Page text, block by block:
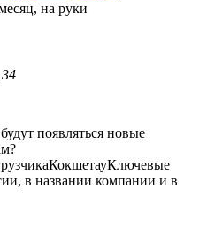
на руки
появляться новые
КокшетауКлючевые
в названии компании и в